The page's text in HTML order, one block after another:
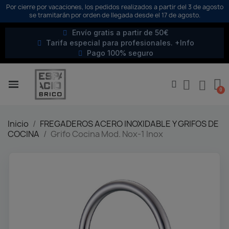
Por cierre por vacaciones, los pedidos realizados a partir del 3 de agosto
se tramitarán por orden de llegada desde el 17 de agosto.
Envío gratis a partir de 50€
Tarifa especial para profesionales. +Info
Pago 100% seguro
Inicio
FREGADEROS ACERO INOXIDABLE Y GRIFOS DE
COCINA
Grifo Cocina Mod. Nox-1 Inox